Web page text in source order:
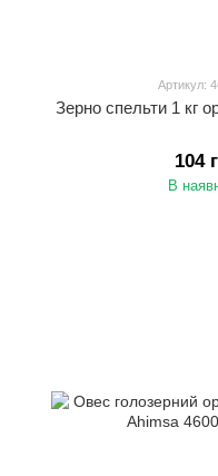
Артикул:
Зерно спельти 1 кг
104
В